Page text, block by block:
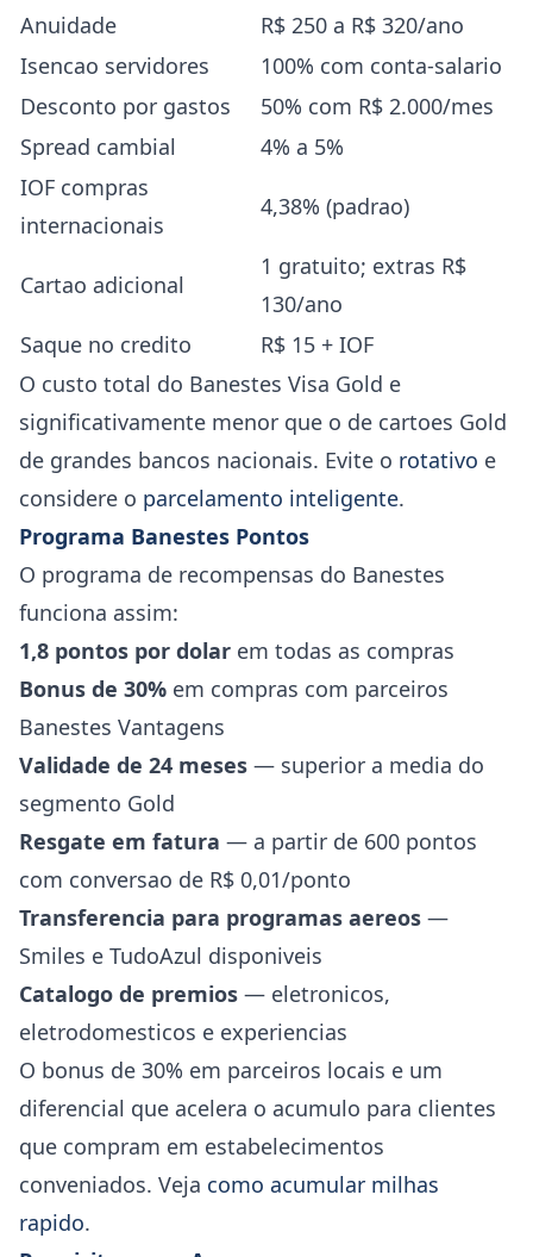
Anuidade
R$ 250 a R$ 320/ano
Isencao servidores
100% com conta-salario
Desconto por gastos
50% com R$ 2.000/mes
Spread cambial
4% a 5%
IOF compras
internacionais
4,38% (padrao)
Cartao adicional
1 gratuito; extras R$
130/ano
Saque no credito
R$ 15 + IOF
O custo total do Banestes Visa Gold e
significativamente menor que o de cartoes Gold
de grandes bancos nacionais. Evite o rotativo e
considere o parcelamento inteligente.
Programa Banestes Pontos
O programa de recompensas do Banestes
funciona assim:
1,8 pontos por dolar em todas as compras
Bonus de 30% em compras com parceiros
Banestes Vantagens
Validade de 24 meses — superior a media do
segmento Gold
Resgate em fatura — a partir de 600 pontos
com conversao de R$ 0,01/ponto
Transferencia para programas aereos —
Smiles e TudoAzul disponiveis
Catalogo de premios — eletronicos,
eletrodomesticos e experiencias
O bonus de 30% em parceiros locais e um
diferencial que acelera o acumulo para clientes
que compram em estabelecimentos
conveniados. Veja como acumular milhas
rapido.